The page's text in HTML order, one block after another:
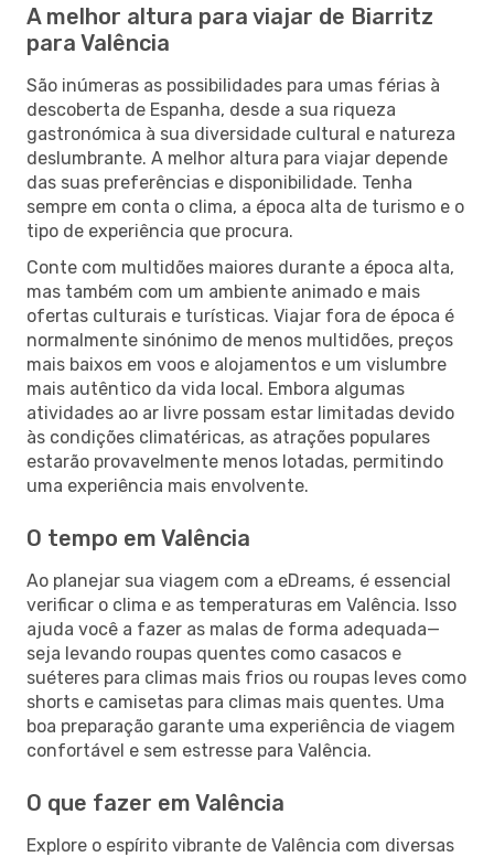
A melhor altura para viajar de Biarritz
para Valência
São inúmeras as possibilidades para umas férias à
descoberta de Espanha, desde a sua riqueza
gastronómica à sua diversidade cultural e natureza
deslumbrante. A melhor altura para viajar depende
das suas preferências e disponibilidade. Tenha
sempre em conta o clima, a época alta de turismo e o
tipo de experiência que procura.
Conte com multidões maiores durante a época alta,
mas também com um ambiente animado e mais
ofertas culturais e turísticas. Viajar fora de época é
normalmente sinónimo de menos multidões, preços
mais baixos em voos e alojamentos e um vislumbre
mais autêntico da vida local. Embora algumas
atividades ao ar livre possam estar limitadas devido
às condições climatéricas, as atrações populares
estarão provavelmente menos lotadas, permitindo
uma experiência mais envolvente.
O tempo em Valência
Ao planejar sua viagem com a eDreams, é essencial
verificar o clima e as temperaturas em Valência. Isso
ajuda você a fazer as malas de forma adequada—
seja levando roupas quentes como casacos e
suéteres para climas mais frios ou roupas leves como
shorts e camisetas para climas mais quentes. Uma
boa preparação garante uma experiência de viagem
confortável e sem estresse para Valência.
O que fazer em Valência
Explore o espírito vibrante de Valência com diversas